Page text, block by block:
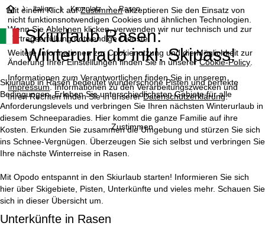
Mit einem Klick aufZustimmenakzeptieren Sie den Einsatz von
nicht funktionsnotwendigen Cookies und ähnlichen Technologien.
Wenn SieAblehnen klicken, verwenden wir nur technisch und zur
Vertragserfüllung notwendige Dienste.
Weitere Informationen zur Cookienutzung und die Möglichkeit zur
Änderung Ihrer Einstellungen finden Sie in unsererCookie-Policy.
Informationen zum Verantwortlichen finden Sie in unserem
Impressum. Informationen zu den Verarbeitungszwecken und
Ihren Rechten finden Sie in unsererDatenschutzerklärung.
Zustimmen
S
t
a
r
t
s
e
i
t
Italien Kronplatz Rasen
Skiurlaub Rasen:
Winterurlaub inkl. Skipass!
Skiurlaub in Rasen bedeutet wunderschöne Pisten und perfekte
Bedingungen. Erleben Sie unterschiedlichsten Gebiete für alle
Anforderungslevels und verbringen Sie Ihren nächsten Winterurlaub in
diesem Schneeparadies. Hier kommt die ganze Familie auf ihre
Kosten. Erkunden Sie zusammen die Umgebung und stürzen Sie sich
ins Schnee-Vergnügen. Überzeugen Sie sich selbst und verbringen Sie
Ihre nächste Winterreise in Rasen.
Mit Opodo entspannt in den Skiurlaub starten! Informieren Sie sich
hier über Skigebiete, Pisten, Unterkünfte und vieles mehr. Schauen Sie
sich in dieser Übersicht um.
Unterkünfte in Rasen